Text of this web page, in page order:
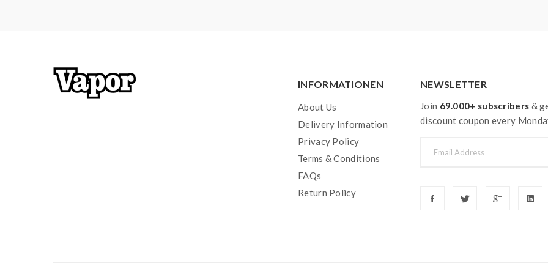
INFORMATIONEN
About Us
Delivery Information
Privacy Policy
Terms & Conditions
FAQs
Return Policy
NEWSLETTER
Join 69.000+ subscribers &
discount coupon every